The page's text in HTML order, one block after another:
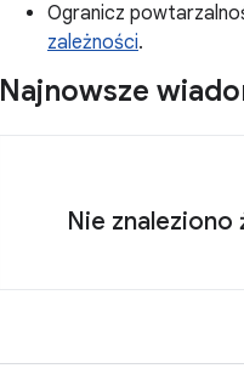
Ogranicz
zależności.
Najnowsze
Nie znaleziono